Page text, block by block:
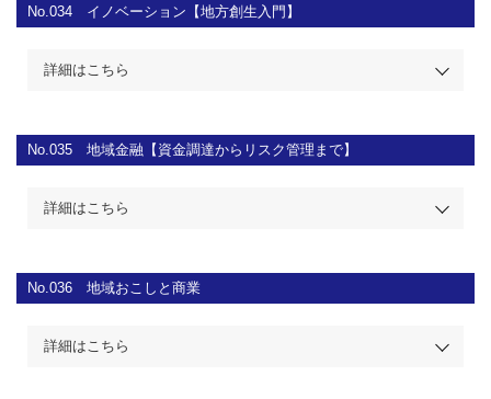
No.034 イノベーション【地方創生入門】
詳細はこちら
No.035 地域金融【資金調達からリスク管理まで】
詳細はこちら
No.036 地域おこしと商業
詳細はこちら